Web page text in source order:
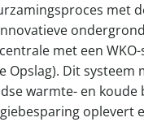
met
met een
Opslag). Dit systeem
warmte- en koude
oplevert